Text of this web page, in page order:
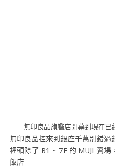
無印良品旗艦店開幕到現在已
無印良品控來到銀座千萬別錯過
裡頭除了 B1 ~ 7F 的 MUJI 賣
飯店